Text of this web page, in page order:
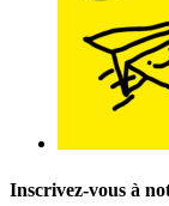
Inscrivez-vous à